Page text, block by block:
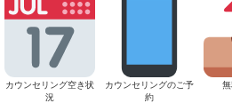
職場で避
感じたと
カウンセリング空き状
況
カウンセリングのご予
約